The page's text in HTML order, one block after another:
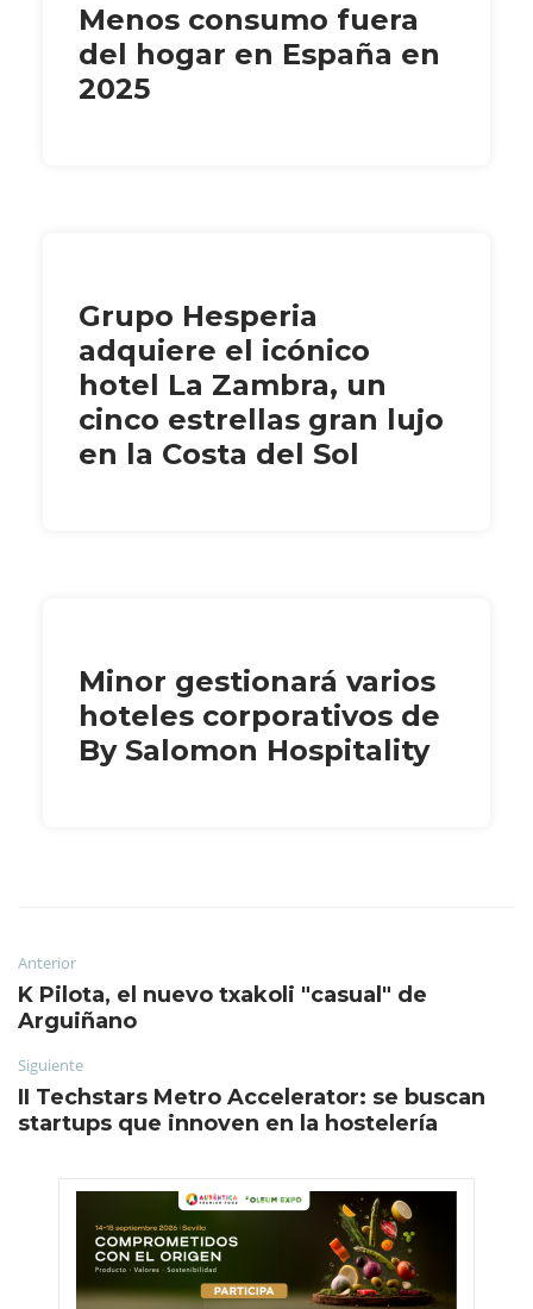
Menos consumo fuera
del hogar en España en
2025
Grupo Hesperia
adquiere el icónico
hotel La Zambra, un
cinco estrellas gran lujo
en la Costa del Sol
Minor gestionará varios
hoteles corporativos de
By Salomon Hospitality
Anterior
K Pilota, el nuevo txakoli "casual" de
Arguiñano
Siguiente
II Techstars Metro Accelerator: se buscan
startups que innoven en la hostelería